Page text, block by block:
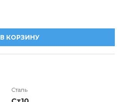
В КОРЗИНУ